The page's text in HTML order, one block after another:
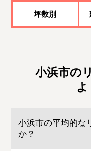
坪数別
小浜市の
小浜市の平均的な
か？